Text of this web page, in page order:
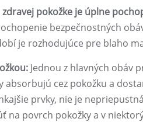
zdravej pokožke je úplne
bezpečnostných
je rozhodujúce pre blaho
Jednou z hlavných obáv
absorbujú cez pokožku a
prvky, nie je
na povrch pokožky a v